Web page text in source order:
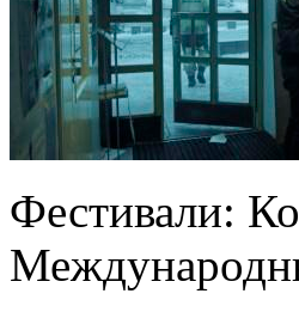
Фестивали: